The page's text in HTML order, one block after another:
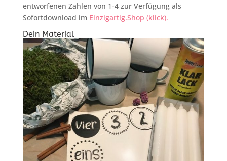
entworfenen Zahlen von 1-4 zur Verfügung als
Sofortdownload im Einzigartig.Shop (klick).
Dein Material